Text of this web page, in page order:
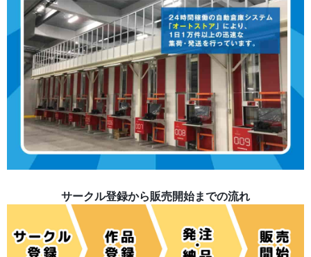
サークル登録から販売開始までの流れ